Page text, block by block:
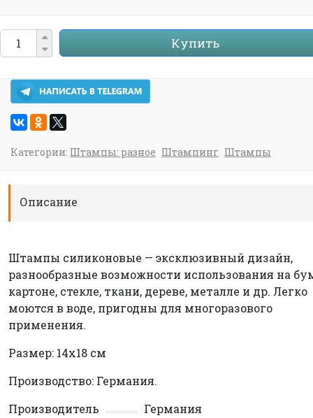
Купить
Категории: Штампы: разное Штампинг Штампы
Описание
Штампы силиконовые — эксклюзивный дизайн,
разнообразные возможности использования на
картоне, стекле, ткани, дереве, металле и др. Легко
моются в воде, пригодны для многоразового
применения.
Размер: 14х18 см
Производство: Германия.
Производитель
Германия